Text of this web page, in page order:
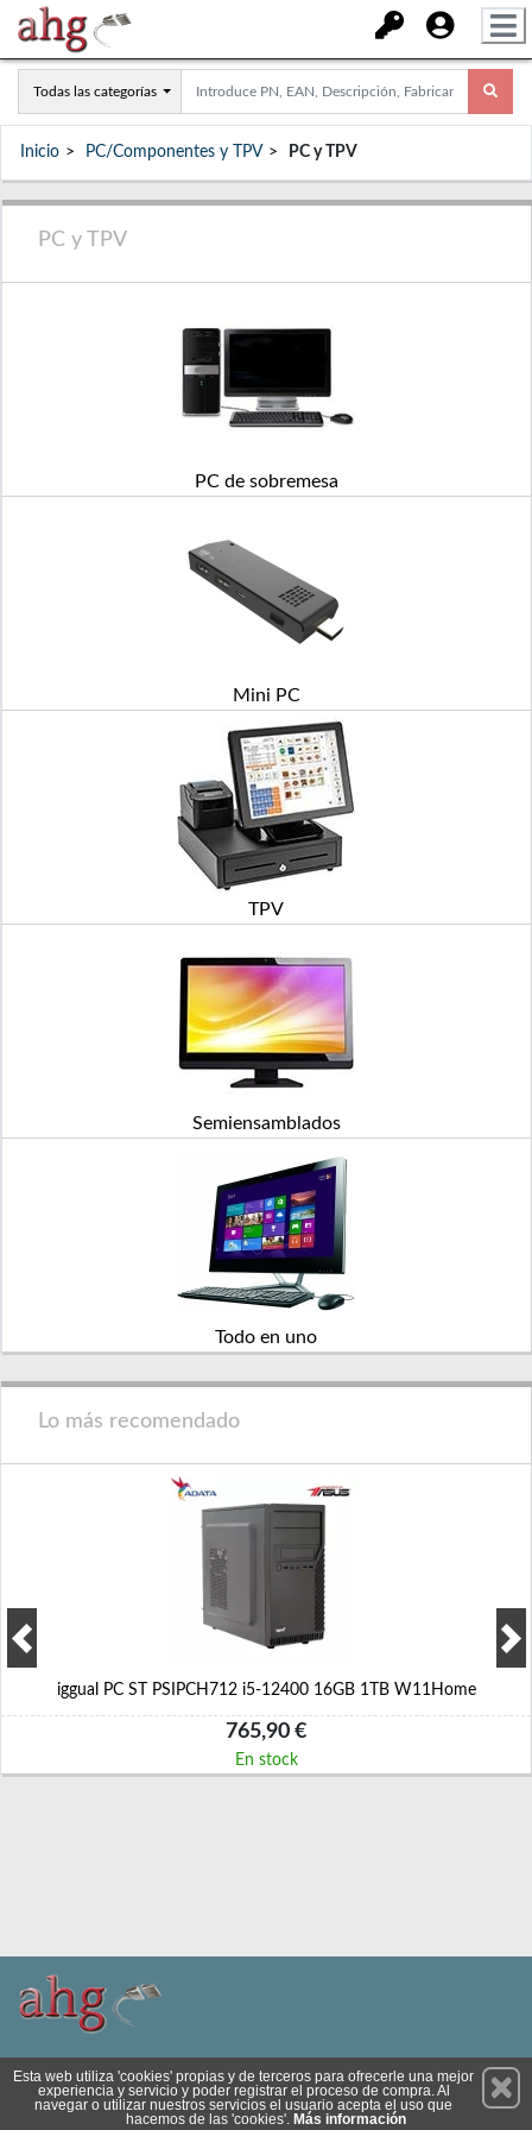
Todas las categorías
Inicio PC/Componentes y TPV PC y TPV
PC y TPV
PC de sobremesa
Mini PC
TPV
Semiensamblados
Todo en uno
Lo más recomendado
iggual PC ST PSIPCH712 i5-12400 16GB 1TB W11Home
765,90 €
En stock
Suscríbete
Esta web utiliza 'cookies' propias y de terceros para ofrecerle una mejor
experiencia y servicio y poder registrar el proceso de compra. Al
navegar o utilizar nuestros servicios el usuario acepta el uso que
hacemos de las 'cookies'. Más información